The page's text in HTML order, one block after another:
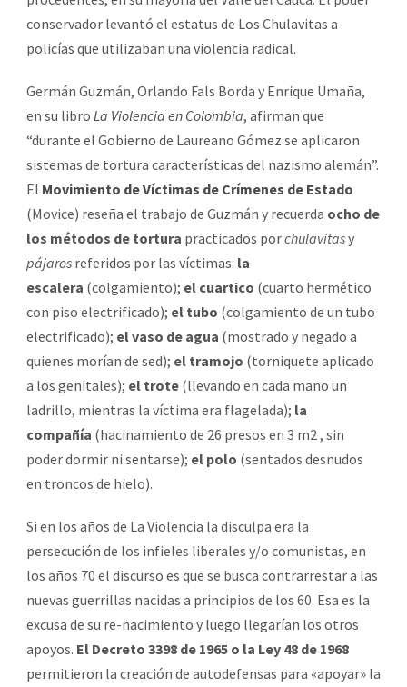
conservador levantó el estatus de Los Chulavitas a
policías que utilizaban una violencia radical.
Germán Guzmán, Orlando Fals Borda y Enrique Umaña,
en su libro La Violencia en Colombia, afirman que
“durante el Gobierno de Laureano Gómez se aplicaron
sistemas de tortura características del nazismo alemán”.
El Movimiento de Víctimas de Crímenes de Estado
(Movice) reseña el trabajo de Guzmán y recuerda ocho de
los métodos de tortura practicados porchulavitasy
pájaros referidos por las víctimas: la
escalera (colgamiento); el cuartico (cuarto hermético
con piso electrificado); el tubo (colgamiento de un tubo
electrificado); el vaso de agua (mostrado y negado a
quienes morían de sed); el tramojo (torniquete aplicado
a los genitales); el trote (llevando en cada mano un
ladrillo, mientras la víctima era flagelada); la
compañía (hacinamiento de 26 presos en 3 m2 , sin
poder dormir ni sentarse); el polo (sentados desnudos
en troncos de hielo).
Si en los años de La Violencia la disculpa era la
persecución de los infieles liberales y/o comunistas, en
los años 70 el discurso es que se busca contrarrestar a las
nuevas guerrillas nacidas a principios de los 60. Esa es la
excusa de su re-nacimiento y luego llegarían los otros
apoyos. El Decreto 3398 de 1965 o la Ley 48 de 1968
permitieron la creación de autodefensas para «apoyar» la